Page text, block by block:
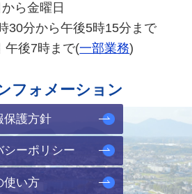
ら金曜日
30分から午後5時15分まで
午後7時まで(一部業務)
フォメーション
保護方針
シーポリシー
使い方